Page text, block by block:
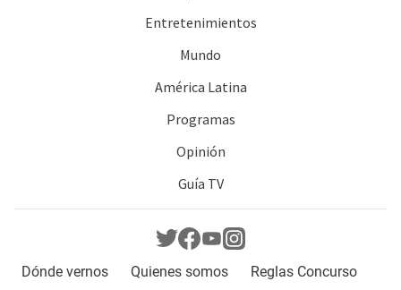
Entretenimientos
Mundo
América Latina
Programas
Opinión
Guía TV
Dónde vernos Quienes somos Reglas Concurso